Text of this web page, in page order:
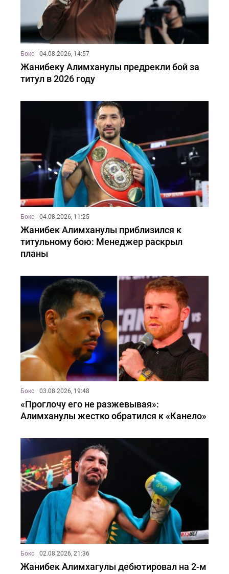
Бокс 04.08.2026, 14:57
Жанибеку Алимханулы предрекли бой за
титул в 2026 году
Бокс 04.08.2026, 11:25
Жанибек Алимханулы приблизился к
титульному бою: Менеджер раскрыл
планы
Бокс 03.08.2026, 19:48
«Проглочу его не разжевывая»:
Алимханулы жестко обратился к «Канело»
Бокс 02.08.2026, 21:36
Жанибек Алимхагулы дебютировал на 2-м